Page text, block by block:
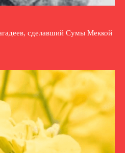
сделавший Сумы Меккой